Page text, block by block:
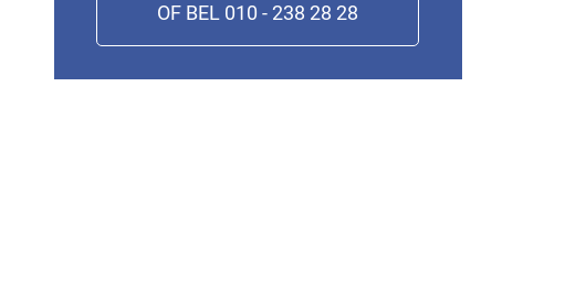
OF BEL 010 - 238 28 28